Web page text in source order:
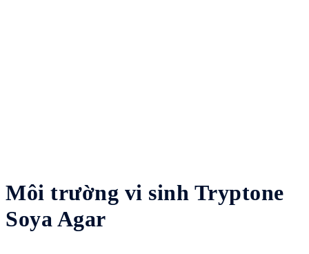
Môi trường vi sinh Tryptone
Soya Agar